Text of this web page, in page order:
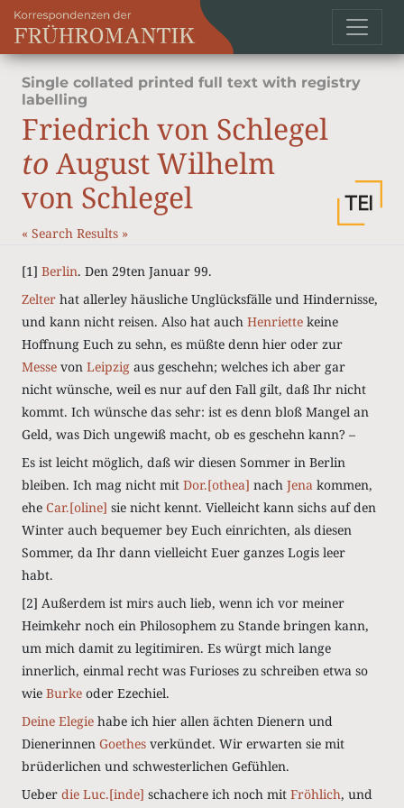
Single collated printed full text with registry
labelling
Friedrich von Schlegel
to August Wilhelm
von Schlegel
« Search Results »
[1] Berlin. Den 29ten Januar 99.
Zelter hat allerley häusliche Unglücksfälle und Hindernisse,
und kann nicht reisen. Also hat auch Henriette keine
Hoffnung Euch zu sehn, es müßte denn hier oder zur
Messe von Leipzig aus geschehn; welches ich aber gar
nicht wünsche, weil es nur auf den Fall gilt, daß Ihr nicht
kommt. Ich wünsche das sehr: ist es denn bloß Mangel an
Geld, was Dich ungewiß macht, ob es geschehn kann? –
Es ist leicht möglich, daß wir diesen Sommer in Berlin
bleiben. Ich mag nicht mit Dor.[othea] nach Jena kommen,
ehe Car.[oline] sie nicht kennt. Vielleicht kann sichs auf den
Winter auch bequemer bey Euch einrichten, als diesen
Sommer, da Ihr dann vielleicht Euer ganzes Logis leer
habt.
[2] Außerdem ist mirs auch lieb, wenn ich vor meiner
Heimkehr noch ein Philosophem zu Stande bringen kann,
um mich damit zu legitimiren. Es würgt mich lange
innerlich, einmal recht was Furioses zu schreiben etwa so
wie Burke oder Ezechiel.
Deine Elegie habe ich hier allen ächten Dienern und
Dienerinnen Goethes verkündet. Wir erwarten sie mit
brüderlichen und schwesterlichen Gefühlen.
Ueber die Luc.[inde] schachere ich noch mit Fröhlich, und